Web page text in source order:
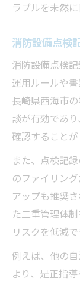
ラブルを未然
消防設備点検
消防設備点検
運用ルールや
長崎県西海市
談が有効であ
確認すること
また、点検記
のファイリン
アップも推奨
た二重管理体
リスクを低減で
例えば、他の
より、是正指